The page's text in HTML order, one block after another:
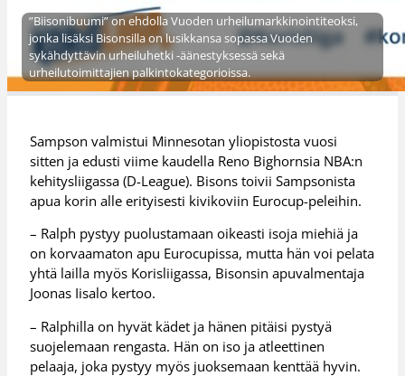
”Biisonibuumi” on ehdolla Vuoden urheilumarkkinointiteoksi,
jonka lisäksi Bisonsilla on lusikkansa sopassa Vuoden
sykähdyttävin urheiluhetki -äänestyksessä sekä
urheilutoimittajien palkintokategorioissa.
Sampson valmistui Minnesotan yliopistosta vuosi
sitten ja edusti viime kaudella Reno Bighornsia NBA:n
kehitysliigassa (D-League). Bisons toivii Sampsonista
apua korin alle erityisesti kivikoviin Eurocup-peleihin.
– Ralph pystyy puolustamaan oikeasti isoja miehiä ja
on korvaamaton apu Eurocupissa, mutta hän voi pelata
yhtä lailla myös Korisliigassa, Bisonsin apuvalmentaja
Joonas Iisalo kertoo.
– Ralphilla on hyvät kädet ja hänen pitäisi pystyä
suojelemaan rengasta. Hän on iso ja atleettinen
pelaaja, joka pystyy myös juoksemaan kenttää hyvin.